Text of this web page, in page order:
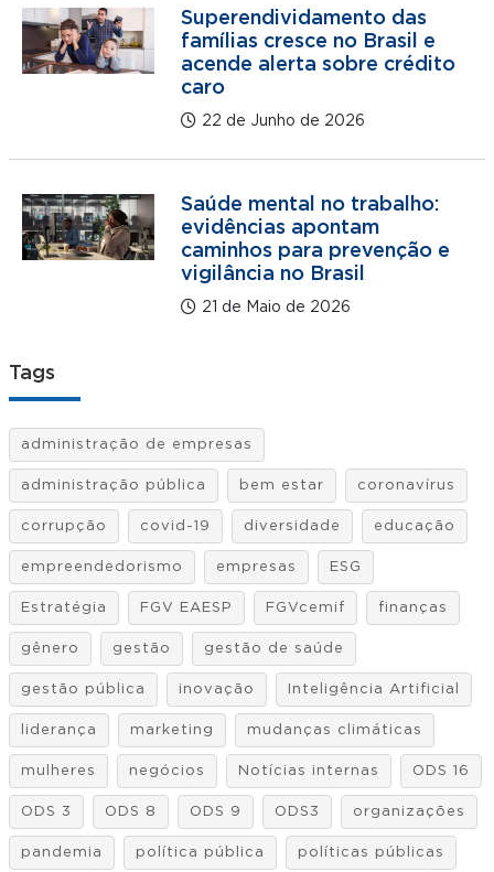
Superendividamento das
famílias cresce no Brasil e
acende alerta sobre crédito
caro
22 de Junho de 2026
Saúde mental no trabalho:
evidências apontam
caminhos para prevenção e
vigilância no Brasil
21 de Maio de 2026
Tags
administração de empresas
administração pública bem estar coronavírus
corrupção covid-19 diversidade educação
empreendedorismo empresas ESG
Estratégia FGV EAESP FGVcemif finanças
gênero gestão gestão de saúde
gestão pública inovação Inteligência Artificial
liderança marketing mudanças climáticas
mulheres negócios Notícias internas ODS 16
ODS 3 ODS 8 ODS 9 ODS3 organizações
pandemia política pública políticas públicas